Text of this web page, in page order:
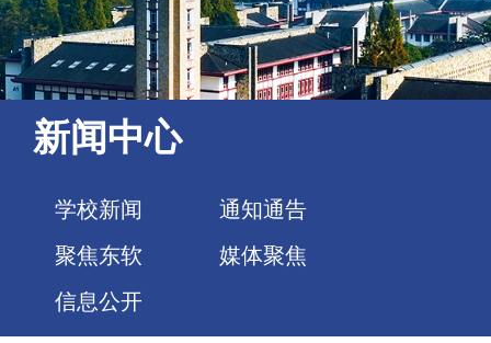
新闻中心
学校新闻
通知通告
聚焦东软
媒体聚焦
信息公开